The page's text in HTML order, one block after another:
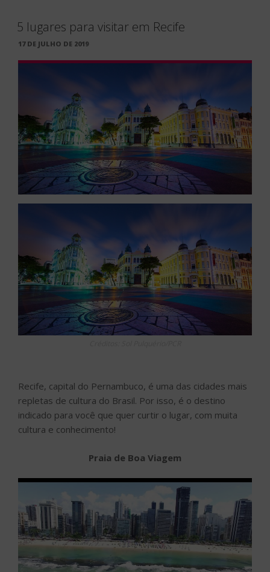
5 lugares para visitar em Recife
PUBLICADO
17 DE JULHO DE 2019
Recife, capital do Pernambuco, é uma das cidades mais
repletas de cultura do Brasil. Por isso, é o destino
indicado para você que quer curtir o lugar, com muita
cultura e conhecimento!
Praia de Boa Viagem